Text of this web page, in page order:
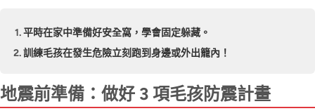
平時在家中準備好安全窩，學會固定躲藏。
訓練毛孩在發生危險立刻跑到身邊或外出籠內！
地震前準備：做好 3 項毛孩防震計畫